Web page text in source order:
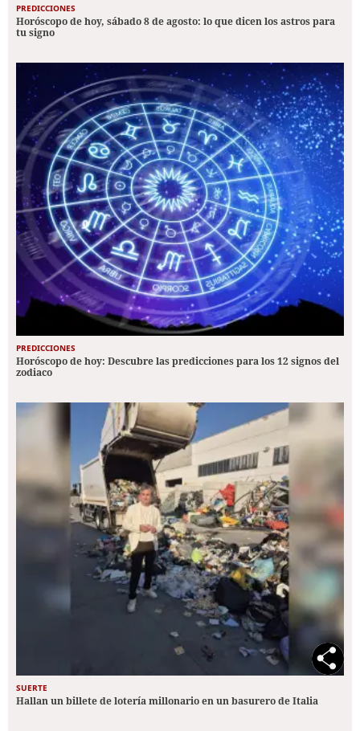
PREDICCIONES
Horóscopo de hoy, sábado 8 de agosto: lo que dicen los astros para
tu signo
PREDICCIONES
Horóscopo de hoy: Descubre las predicciones para los 12 signos del
zodiaco
SUERTE
Hallan un billete de lotería millonario en un basurero de Italia